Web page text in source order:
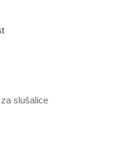
slušalice